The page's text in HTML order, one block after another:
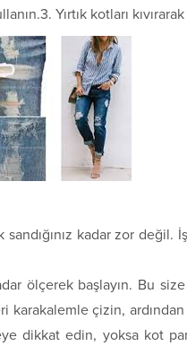
Yırtık kotları
kadar zor değil.
ölçerek başlayın. Bu
karakalemle çizin,
dikkat edin, yoksa kot